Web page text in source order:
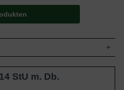
straff aufrecht, gut
hohe Krone, 200 bis 400 cm
StU m. Db.